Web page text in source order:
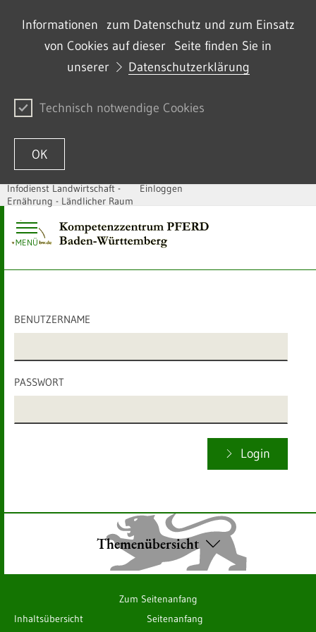
Informationen zum Datenschutz und zum Einsatz
von Cookies auf dieser Seite finden Sie in
unserer
Datenschutzerklärung
Technisch notwendige Cookies
OK
Zum Inhalt springen
Infodienst Landwirtschaft -
Ernährung - Ländlicher Raum
Einloggen
MENÜ
BENUTZERNAME
PASSWORT
Login
Themenübersicht
Zum Seitenanfang
Inhaltsübersicht
Seitenanfang